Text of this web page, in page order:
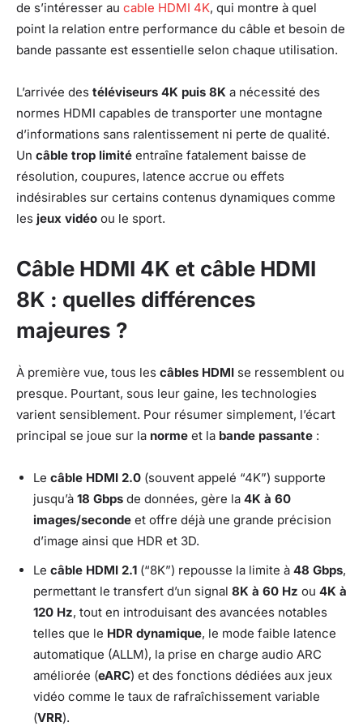
de s’intéresser au cable HDMI 4K, qui montre à quel
point la relation entre performance du câble et besoin de
bande passante est essentielle selon chaque utilisation.
L’arrivée des téléviseurs 4K puis 8K a nécessité des
normes HDMI capables de transporter une montagne
d’informations sans ralentissement ni perte de qualité.
Un câble trop limité entraîne fatalement baisse de
résolution, coupures, latence accrue ou effets
indésirables sur certains contenus dynamiques comme
les jeux vidéo ou le sport.
Câble HDMI 4K et câble HDMI
8K : quelles différences
majeures ?
À première vue, tous les câbles HDMI se ressemblent ou
presque. Pourtant, sous leur gaine, les technologies
varient sensiblement. Pour résumer simplement, l’écart
principal se joue sur la norme et la bande passante :
Le câble HDMI 2.0 (souvent appelé “4K”) supporte
jusqu’à 18 Gbps de données, gère la 4K à 60
images/seconde et offre déjà une grande précision
d’image ainsi que HDR et 3D.
Le câble HDMI 2.1 (“8K”) repousse la limite à 48 Gbps,
permettant le transfert d’un signal 8K à 60 Hz ou 4K à
120 Hz, tout en introduisant des avancées notables
telles que le HDR dynamique, le mode faible latence
automatique (ALLM), la prise en charge audio ARC
améliorée (eARC) et des fonctions dédiées aux jeux
vidéo comme le taux de rafraîchissement variable
(VRR).